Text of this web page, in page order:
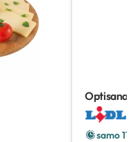
Optisana
komada
samo